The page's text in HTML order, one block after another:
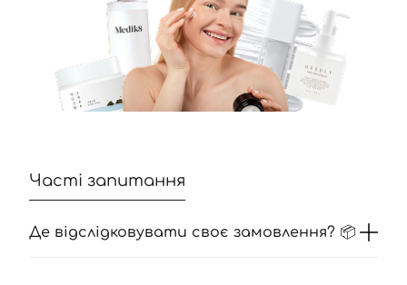
Часті запитання
Де відслідковувати своє замовлення? 📦